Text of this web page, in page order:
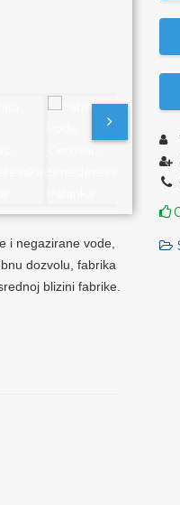
i negazirane vode,
dozvolu, fabrika
blizini fabrike.